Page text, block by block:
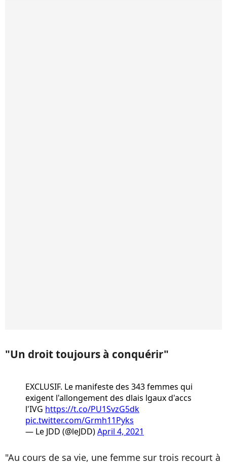
"Un droit toujours à conquérir"
EXCLUSIF. Le manifeste des 343 femmes qui
exigent l'allongement des dlais lgaux d'accs
l'IVG https://t.co/PU1SvzG5dk
pic.twitter.com/Grmh11Pyks
— Le JDD (@leJDD)April 4, 2021
"Au cours de sa vie, une femme sur trois recourt à